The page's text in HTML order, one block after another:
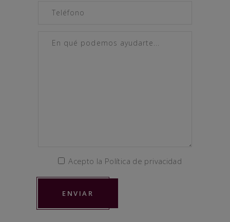
Acepto la Política de privacidad